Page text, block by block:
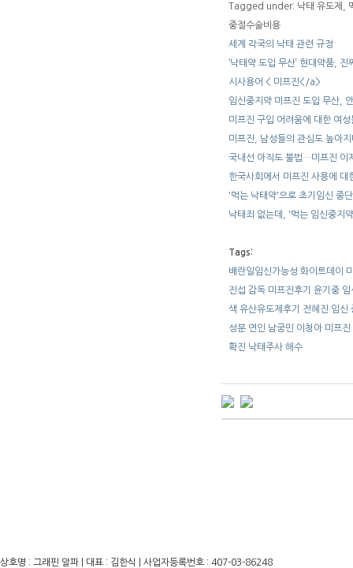
Tagged under: 낙태 유도제,
중절수술비용
세계 각국의 낙태 관련 규정
‘낙태약 도입 무산’ 현대약품, 진
시사용어 < 미프진</a>
임신중지약 미프진 도입 무산,
미프진 구입 어려움에 대한 여
미프진, 남성들의 관심도 높아
국내선 아직도 불법…미프진 이
한국사회에서 미프진 사용에 대
'먹는 낙태약'으로 초기임신 중
낙태죄 없는데, '먹는 임신중지
Tags:
배란일임신가능성 화이트데이
진섭 감독 미­프진후기 윤기중 임
색 유산유도제후기 전혜진 임신
성분 연인 남궁민 이청아 미프진
확진 낙태주사 해수
상호명 : 그래핀 알파 | 대표 : 김한식 | 사업자등록번호 : 407-03-86248